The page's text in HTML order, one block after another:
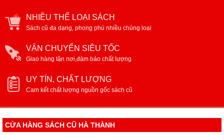
NHIỀU THỂ LOẠI SÁCH
Sách cũ đa dạng, phong phú nhiều chủng loại
VẬN CHUYỂN SIÊU TỐC
Giao hàng tận nơi,đảm bảo chất lượng
UY TÍN, CHẤT LƯỢNG
Cam kết chất lượng nguồn gốc sách cũ
CỬA HÀNG SÁCH CŨ HÀ THÀNH